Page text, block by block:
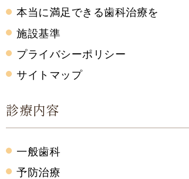
本当に満足できる歯科治療を
施設基準
プライバシーポリシー
サイトマップ
診療内容
一般歯科
予防治療